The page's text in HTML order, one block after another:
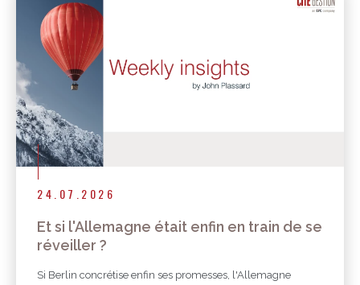
24.07.2026
Et si l'Allemagne était enfin en train de se
réveiller ?
Si Berlin concrétise enfin ses promesses, l'Allemagne